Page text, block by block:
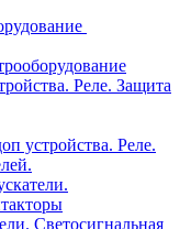
Реле. Защита
устройства. Реле.
Светосигнальная